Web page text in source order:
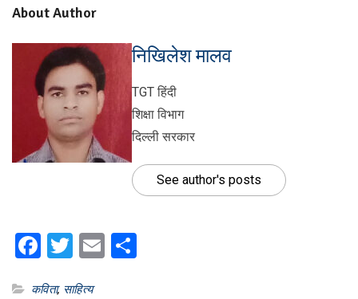
About Author
निखिलेश मालव
TGT हिंदी
शिक्षा विभाग
दिल्ली सरकार
See author's posts
Facebook
Twitter
Email
कविता, साहित्य